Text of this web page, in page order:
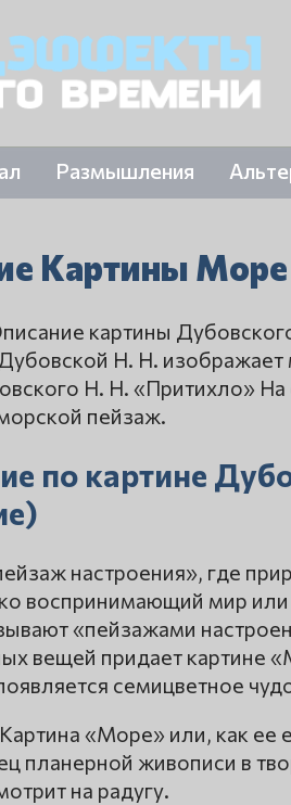
Размышления
Картины
картины
Н. Н.
Н. Н. «Притихло»
пейзаж.
по картине
настроения», где
воспринимающий мир
«пейзажами
вещей придает
семицветное
«Море» или, как
планерной живописи в
на радугу.